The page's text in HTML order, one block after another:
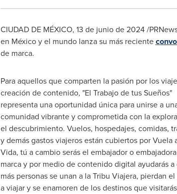
CIUDAD DE MÉXICO, 13 de junio de 2024/
en México y el mundo lanza su más reciente
de marca.
Para aquellos que comparten la pasión por los
creación de contenido, "El Trabajo de tus Sueños"
representa una oportunidad única para unirse a
comunidad vibrante y comprometida con la
el descubrimiento. Vuelos, hospedajes, comidas,
y demás gastos viajeros están cubiertos por Vuela
Vida, tú a cambio serás el embajador o
marca y por medio de contenido digital ayudarás a
más personas se unan a la Tribu Viajera, pierdan
a viajar y se enamoren de los destinos que